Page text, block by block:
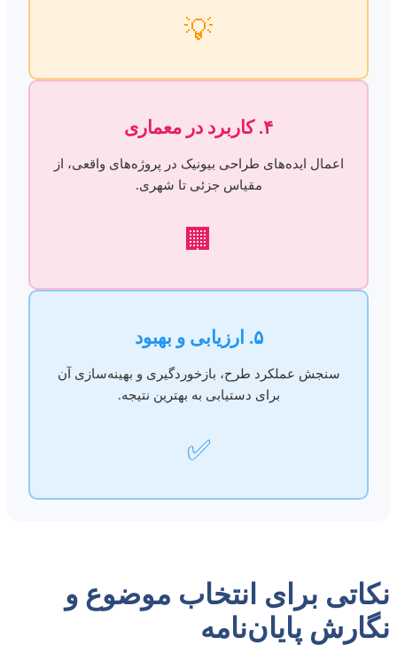
💡
۴. کاربرد در معماری
اعمال ایده‌های طراحی بیونیک در پروژه‌های واقعی، از
مقیاس جزئی تا شهری.
🏢
۵. ارزیابی و بهبود
سنجش عملکرد طرح، بازخوردگیری و بهینه‌سازی آن
برای دستیابی به بهترین نتیجه.
✅
نکاتی برای انتخاب موضوع و
نگارش پایان‌نامه